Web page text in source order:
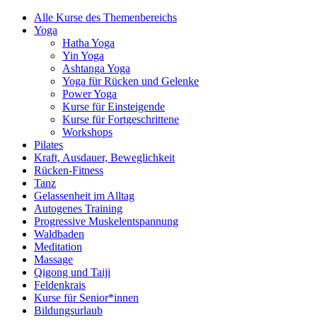
Alle Kurse des Themenbereichs
Yoga
Hatha Yoga
Yin Yoga
Ashtanga Yoga
Yoga für Rücken und Gelenke
Power Yoga
Kurse für Einsteigende
Kurse für Fortgeschrittene
Workshops
Pilates
Kraft, Ausdauer, Beweglichkeit
Rücken-Fitness
Tanz
Gelassenheit im Alltag
Autogenes Training
Progressive Muskelentspannung
Waldbaden
Meditation
Massage
Qigong und Taiji
Feldenkrais
Kurse für Senior*innen
Bildungsurlaub